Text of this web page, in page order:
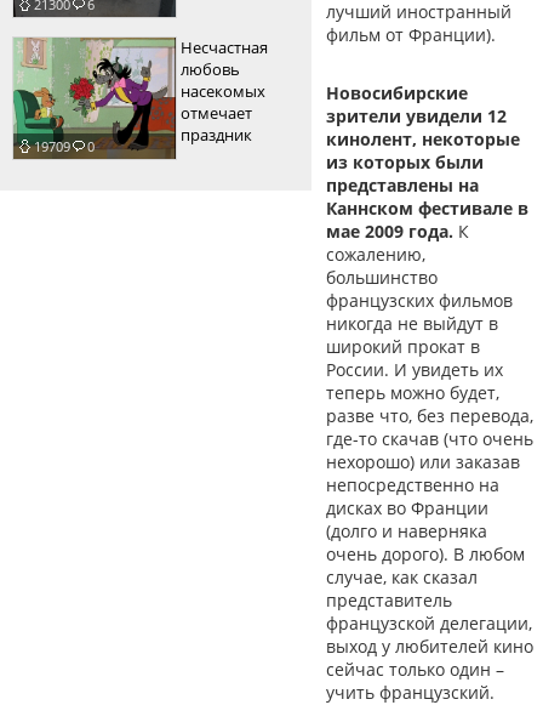
21300 6
19709 0
Несчастная
любовь
насекомых
отмечает
праздник
лучший иностранный
фильм от Франции).
Новосибирские
зрители увидели 12
кинолент, некоторые
из которых были
представлены на
Каннском фестивале в
мае 2009 года. К
сожалению,
большинство
французских фильмов
никогда не выйдут в
широкий прокат в
России. И увидеть их
теперь можно будет,
разве что, без перевода,
где-то скачав (что очень
нехорошо) или заказав
непосредственно на
дисках во Франции
(долго и наверняка
очень дорого). В любом
случае, как сказал
представитель
французской делегации,
выход у любителей кино
сейчас только один –
учить французский.